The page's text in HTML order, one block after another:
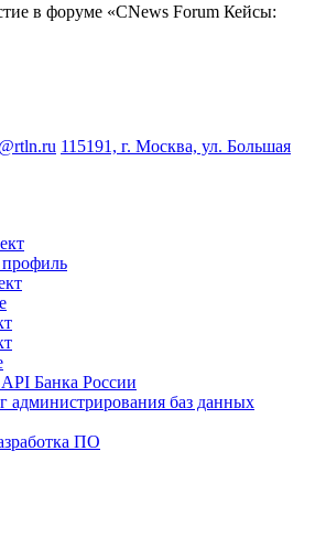
в форуме «CNews Forum Кейсы:
115191, г. Москва, ул. Большая
Банка России
администрирования баз данных
ПО